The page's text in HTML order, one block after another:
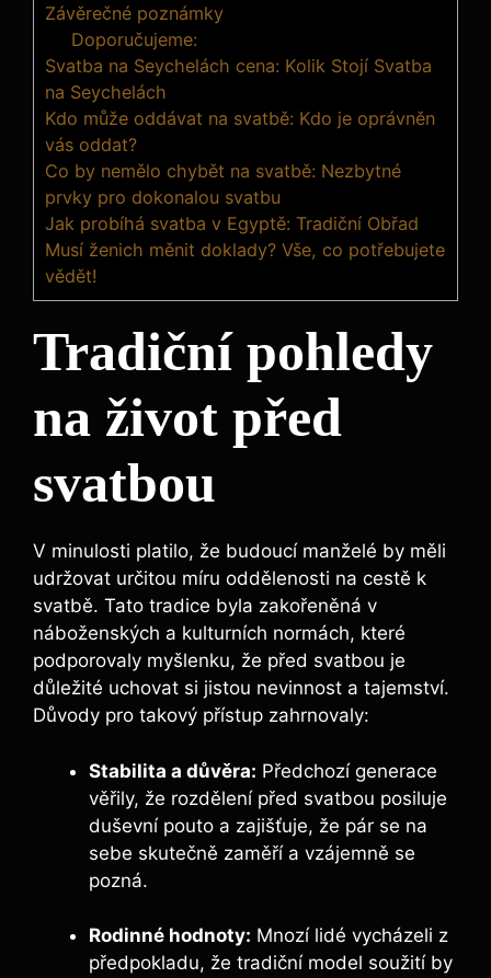
Závěrečné poznámky
Doporučujeme:
Svatba na Seychelách cena: Kolik Stojí Svatba
na Seychelách
Kdo může oddávat na svatbě: Kdo je oprávněn
vás oddat?
Co by nemělo chybět na svatbě: Nezbytné
prvky pro dokonalou svatbu
Jak probíhá svatba v Egyptě: Tradiční Obřad
Musí ženich měnit doklady? Vše, co potřebujete
vědět!
Tradiční pohledy
na život před
svatbou
V minulosti platilo, že budoucí manželé by měli
udržovat určitou míru oddělenosti na cestě k
svatbě. Tato tradice byla zakořeněná v
náboženských a kulturních normách, které
podporovaly myšlenku, že před svatbou je
důležité uchovat si jistou nevinnost a tajemství.
Důvody pro takový přístup zahrnovaly:
Stabilita a důvěra: Předchozí generace
věřily, že rozdělení před svatbou posiluje
duševní pouto a zajišťuje, že pár se na
sebe skutečně zaměří a vzájemně se
pozná.
Rodinné hodnoty: Mnozí lidé vycházeli z
předpokladu, že tradiční model soužití by